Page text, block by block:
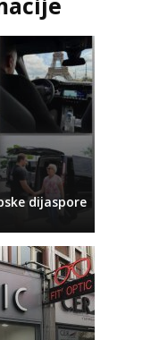
dijaspore